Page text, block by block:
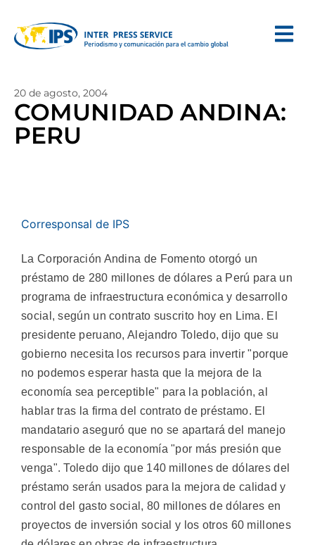
20 de agosto, 2004
COMUNIDAD ANDINA:
PERU
Corresponsal de IPS
La Corporación Andina de Fomento otorgó un
préstamo de 280 millones de dólares a Perú para un
programa de infraestructura económica y desarrollo
social, según un contrato suscrito hoy en Lima. El
presidente peruano, Alejandro Toledo, dijo que su
gobierno necesita los recursos para invertir "porque
no podemos esperar hasta que la mejora de la
economía sea perceptible" para la población, al
hablar tras la firma del contrato de préstamo. El
mandatario aseguró que no se apartará del manejo
responsable de la economía "por más presión que
venga". Toledo dijo que 140 millones de dólares del
préstamo serán usados para la mejora de calidad y
control del gasto social, 80 millones de dólares en
proyectos de inversión social y los otros 60 millones